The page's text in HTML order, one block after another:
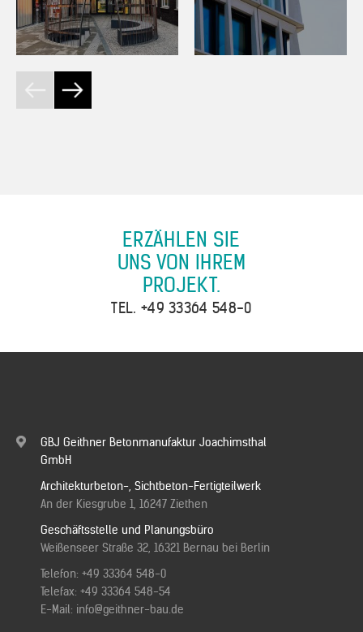
ERZÄHLEN SIE
UNS VON IHREM
PROJEKT.
TEL. +49 33364 548-0
GBJ Geithner Betonmanufaktur Joachimsthal
GmbH
Architekturbeton-, Sichtbeton-Fertigteilwerk
An der Kiesgrube 1, 16247 Ziethen
Geschäftsstelle und Planungsbüro
Weißenseer Straße 32, 16321 Bernau bei Berlin
Telefon: +49 33364 548-0
Telefax: +49 33364 548-54
E-Mail: info@geithner-bau.de